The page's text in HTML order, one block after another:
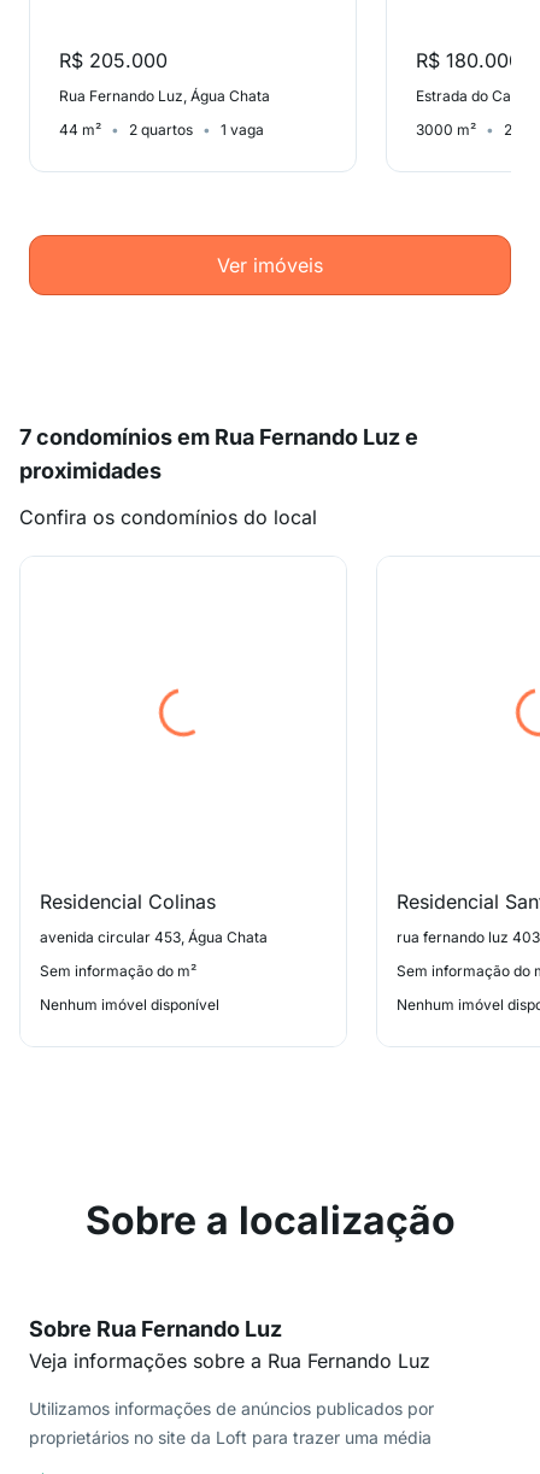
R$ 205.000
Rua Fernando Luz, Água Chata
44 m²
2 quartos 1 vaga
R$ 180.000
3000 m² 2
Ver imóveis
7 condomínios em Rua Fernando Luz e
proximidades
Confira os condomínios do local
Residencial Colinas
avenida circular 453, Água Chata
Sem informação do m²
Nenhum imóvel disponível
Residencial
rua fernando luz
Sem informação do
Nenhum imóvel
Sobre a localização
Sobre Rua Fernando Luz
Veja informações sobre a Rua Fernando Luz
Utilizamos informações de anúncios publicados por
proprietários no site da Loft para trazer uma média